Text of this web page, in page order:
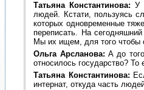
Татьяна Константинова: У
людей. Кстати, пользуясь
которых одновременные
переписать. На
Мы их ищем, для того чтобы
Ольга Арсланова: А до
относилось государство?
Татьяна Константинова:
интернат, откуда часть